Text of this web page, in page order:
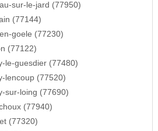
sur-le-jard (77950)
(77144)
goele (77230)
(77122)
le-guesdier (77480)
lencoup (77520)
sur-loing (77690)
(77940)
(77320)